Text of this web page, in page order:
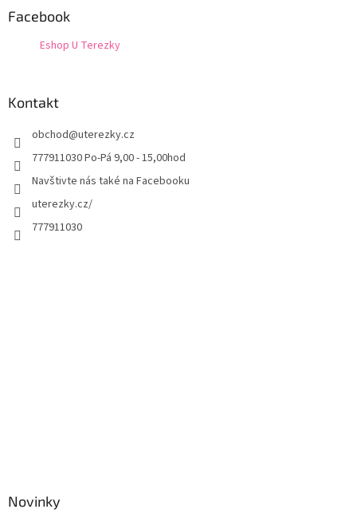
Facebook
Eshop U Terezky
Kontakt
obchod@uterezky.cz
777911030 Po-Pá 9,00 - 15,00hod
Navštivte nás také na Facebooku
uterezky.cz/
777911030
Novinky